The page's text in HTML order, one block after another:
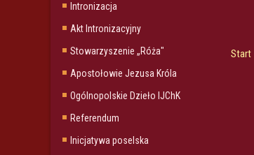
Intronizacja
Akt Intronizacyjny
Stowarzyszenie „Róża"
Apostołowie Jezusa Króla
Ogólnopolskie Dzieło IJChK
Referendum
Inicjatywa poselska
Start